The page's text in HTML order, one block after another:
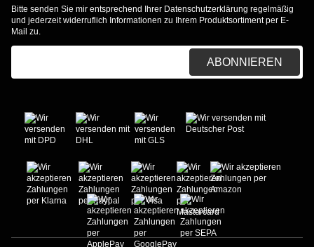
Bitte senden Sie mir entsprechend Ihrer Datenschutzerklärung regelmäßig
und jederzeit widerruflich Informationen zu Ihrem Produktsortiment per E-
Mail zu.
ABONNIEREN